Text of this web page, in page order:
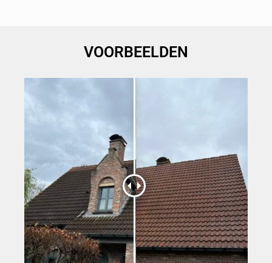
VOORBEELDEN